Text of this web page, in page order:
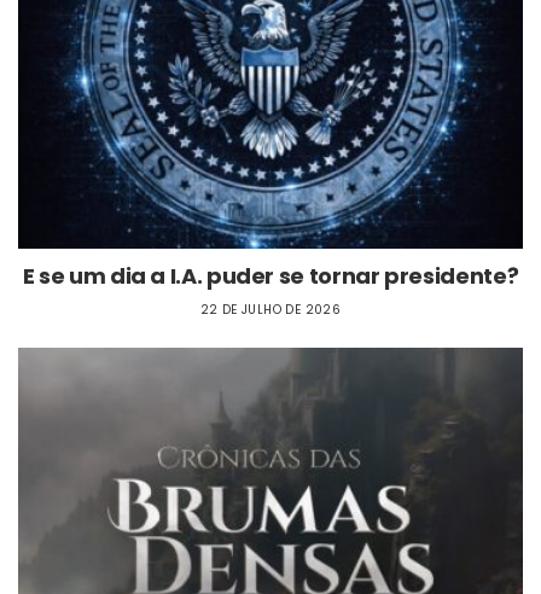
E se um dia a I.A. puder se tornar presidente?
22 DE JULHO DE 2026